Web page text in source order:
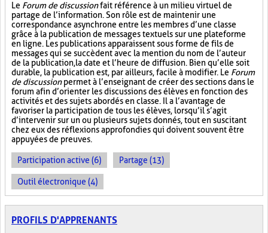
Le Forum de discussionfait référence à un milieu virtuel de
partage de l’information. Son rôle est de maintenir une
correspondance asynchrone entre les membres d’une classe
grâce à la publication de messages textuels sur une plateforme
en ligne. Les publications apparaissent sous forme de fils de
messages qui se succèdent avec la mention du nom de l’auteur
de la publication, la date et l’heure de diffusion. Bien qu’elle soit
durable, la publication est, par ailleurs, facile à modifier. Le Forum
de discussionpermet à l’enseignant de créer des sections dans le
forum afin d’orienter les discussions des élèves en fonction des
activités et des sujets abordés en classe. Il a l’avantage de
favoriser la participation de tous les élèves, lorsqu’il s’agit
d’intervenir sur un ou plusieurs sujets donnés, tout en suscitant
chez eux des réflexions approfondies qui doivent souvent être
appuyées de preuves.
Participation active (6) Partage (13)
Outil électronique (4)
PROFILS D'APPRENANTS